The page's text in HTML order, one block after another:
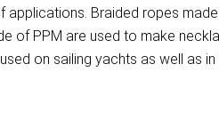
Braided ropes
of PPM are used to make
on sailing yachts as well as